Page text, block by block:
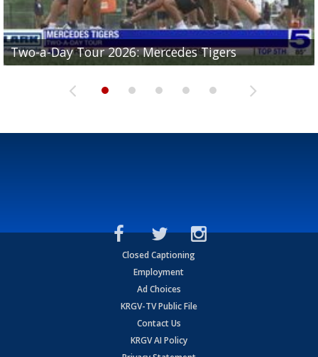
Two-a-Day Tour 2026: Mercedes Tigers
Two-a-Day Tour 2026: Progreso Red Ants
Two-a-Day Tour 2026: Donna Redskins
Two-a-Day Tour 2026: Brownsville Pace Vikings
Two-a-Day Tour 2026: La Joya Coyotes
Closed Captioning
Employment
Ad Choices
KRGV-TV Public File
Contact Us
KRGV AI Policy